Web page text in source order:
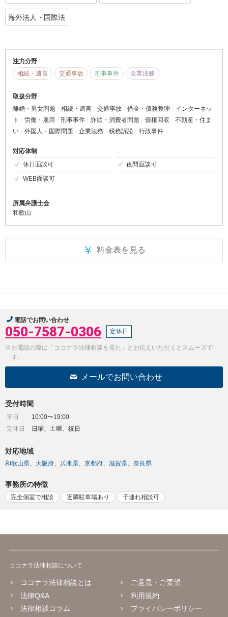
海外法人・国際法
注力分野
相続・遺言
交通事故 刑事事件 企業法務
取扱分野
離婚・男女問題
相続・遺言 交通事故 借金・債務整理
インターネッ
ト
労働・雇用 刑事事件 詐欺・消費者問題 債権回収
不動産・住ま
い
外国人・国際問題 企業法務 税務訴訟 行政事件
対応体制
休日面談可
夜間面談可
WEB面談可
所属弁護士会
和歌山
￥ 料金表を見る
電話でお問い合わせ
050-7587-0306 定休日
※お電話の際は「ココナラ法律相談を見た」とお伝えいただくとスムーズで
す。
メールでお問い合わせ
受付時間
平日
10:00〜19:00
定休日
日曜、土曜、祝日
対応地域
和歌山県 大阪府 兵庫県 京都府 滋賀県 奈良県
事務所の特徴
完全個室で相談 近隣駐車場あり 子連れ相談可
ココナラ法律相談について
ココナラ法律相談とは
法律Q&A
法律相談コラム
ご意見・ご要望
利用規約
プライバシーポリシー